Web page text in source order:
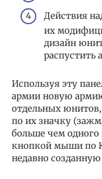
Действия
их
дизайн
распустить
Используя эту
армии новую
отдельных
по их значку
больше чем
кнопкой мыши по
недавно